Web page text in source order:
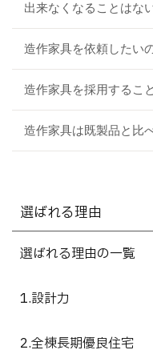
出来なくなることはな
造作家具を依頼したい
造作家具を採用するこ
造作家具は既製品と比
選ばれる理由
選ばれる理由の一覧
1.設計力
2.全棟長期優良住宅